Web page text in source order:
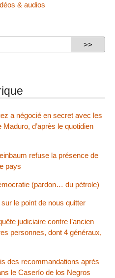
& audios
a négocié en secret avec les
d’après le quotidien
refuse la présence de
pays
(pardon… du pétrole)
le point de nous quitter
judiciaire contre l’ancien
personnes, dont 4 généraux,
des recommandations après
le Caserío de los Negros